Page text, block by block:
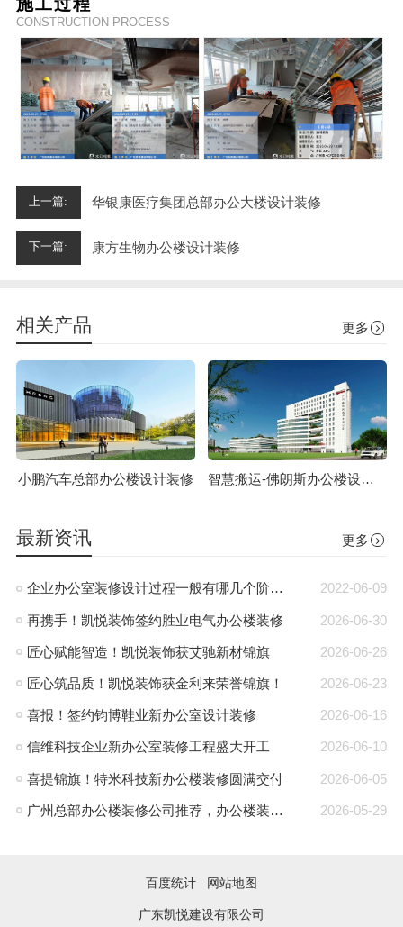
施工过程
CONSTRUCTION PROCESS
上一篇: 华银康医疗集团总部办公大楼设计装修
下一篇: 康方生物办公楼设计装修
相关产品 更多
小鹏汽车总部办公楼设计装修 智慧搬运-佛朗斯办公楼设计装修
最新资讯 更多
2022-06-09
企业办公室装修设计过程一般有哪几个阶段?
2026-06-30
再携手！凯悦装饰签约胜业电气办公楼装修
2026-06-26
匠心赋能智造！凯悦装饰获艾驰新材锦旗
2026-06-23
匠心筑品质！凯悦装饰获金利来荣誉锦旗！
2026-06-16
喜报！签约钧博鞋业新办公室设计装修
2026-06-10
信维科技企业新办公室装修工程盛大开工
2026-06-05
喜提锦旗！特米科技新办公楼装修圆满交付
2026-05-29
广州总部办公楼装修公司推荐，办公楼装修就找凯悦装饰
百度统计 网站地图
广东凯悦建设有限公司